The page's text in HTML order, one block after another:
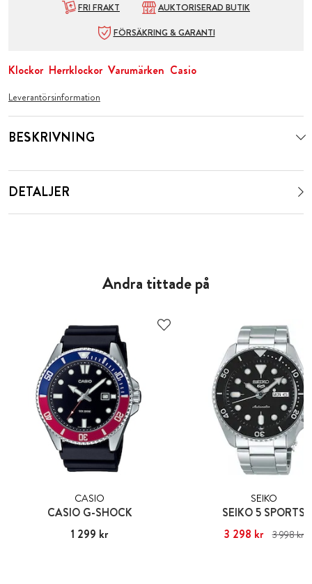
FRI FRAKT
AUKTORISERAD BUTIK
FÖRSÄKRING & GARANTI
Klockor Herrklockor Varumärken Casio
Leverantörsinformation
BESKRIVNING
DETALJER
Andra tittade på
CASIO
CASIO G-SHOCK
Pris :1 299 kr
1 299 kr
SEIKO
SEIKO 5 SPORTS
Nuvarande pris:3 298 kr
3 298 kr 3 998 kr